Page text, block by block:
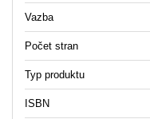
Vazba
Počet stran
Typ produktu
ISBN